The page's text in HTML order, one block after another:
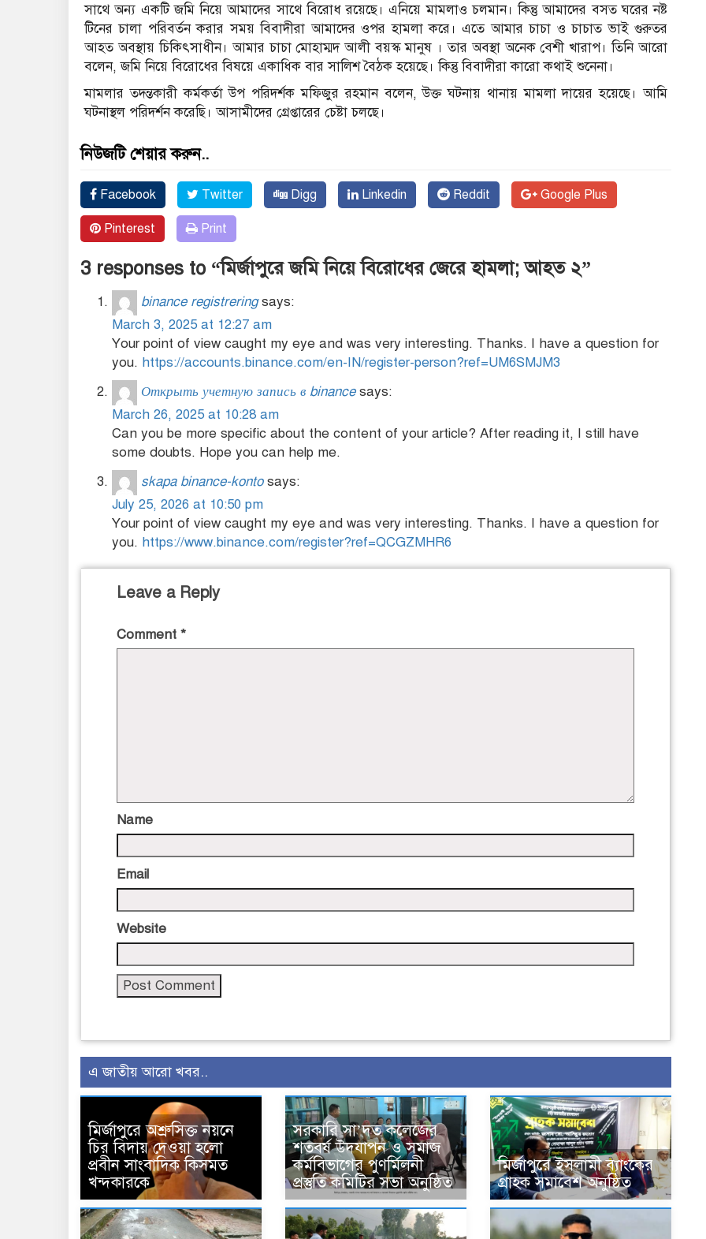
সাথে অন্য একটি জমি নিয়ে আমাদের সাথে বিরোধ রয়েছে। এনিয়ে মামলাও চলমান। কিন্তু আমাদের বসত ঘরের নষ্ট
টিনের চালা পরিবর্তন করার সময় বিবাদীরা আমাদের ওপর হামলা করে। এতে আমার চাচা ও চাচাত ভাই গুরুতর
আহত অবস্থায় চিকিৎসাধীন। আমার চাচা মোহাম্মদ আলী বয়স্ক মানুষ । তার অবস্থা অনেক বেশী খারাপ। তিনি আরো
বলেন, জমি নিয়ে বিরোধের বিষয়ে একাধিক বার সালিশ বৈঠক হয়েছে। কিন্তু বিবাদীরা কারো কথাই শুনেনা।
মামলার তদন্তকারী কর্মকর্তা উপ পরিদর্শক মফিজুর রহমান বলেন, উক্ত ঘটনায় থানায় মামলা দায়ের হয়েছে। আমি
ঘটনাস্থল পরিদর্শন করেছি। আসামীদের গ্রেপ্তারের চেষ্টা চলছে।
নিউজটি শেয়ার করুন..
Facebook Twitter Digg Linkedin Reddit Google Plus
Pinterest Print
3 responses to “মির্জাপুরে জমি নিয়ে বিরোধের জেরে হামলা; আহত ২”
binance registrering says:
March 3, 2025 at 12:27 am
Your point of view caught my eye and was very interesting. Thanks. I have a question for
you. https://accounts.binance.com/en-IN/register-person?ref=UM6SMJM3
Открыть учетную запись в binance says:
March 26, 2025 at 10:28 am
Can you be more specific about the content of your article? After reading it, I still have
some doubts. Hope you can help me.
skapa binance-konto says:
July 25, 2026 at 10:50 pm
Your point of view caught my eye and was very interesting. Thanks. I have a question for
you. https://www.binance.com/register?ref=QCGZMHR6
Leave a Reply
Comment *
Name
Email
Website
এ জাতীয় আরো খবর..
মির্জাপুরে অশ্রুসিক্ত নয়নে
চির বিদায় দেওয়া হলো
প্রবীন সাংবাদিক কিসমত
খন্দকারকে
সরকারি সা’দত কলেজের
শতবর্ষ উদযাপন ও সমাজ
কর্মবিভাগের পুণর্মিলনী
প্রস্তুতি কমিটির সভা অনুষ্ঠিত
মির্জাপুরে ইসলামী ব্যাংকের
গ্রাহক সমাবেশ অনুষ্ঠিত